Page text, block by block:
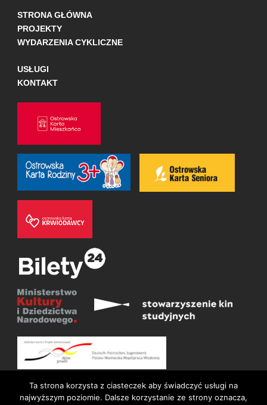
STRONA GŁÓWNA
PROJEKTY
WYDARZENIA CYKLICZNE
USŁUGI
KONTAKT
Ta strona korzysta z ciasteczek aby świadczyć usługi na
najwyższym poziomie. Dalsze korzystanie ze strony oznacza,